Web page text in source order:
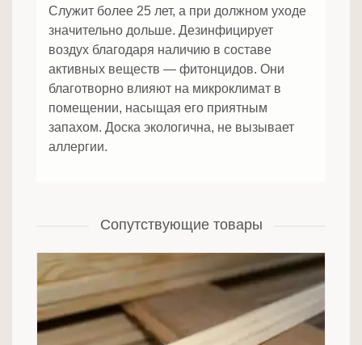
Служит более 25 лет, а при должном уходе
значительно дольше. Дезинфицирует
воздух благодаря наличию в составе
активных веществ — фитонцидов. Они
благотворно влияют на микроклимат в
помещении, насыщая его приятным
запахом. Доска экологична, не вызывает
аллергии.
Сопутствующие товары